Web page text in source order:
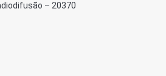
– 20370